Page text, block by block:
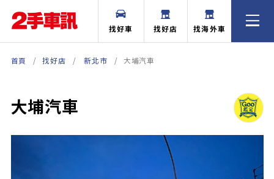
找好車 找好店 找海外車
首頁 找好店 新北市 大埔汽車
大埔汽車